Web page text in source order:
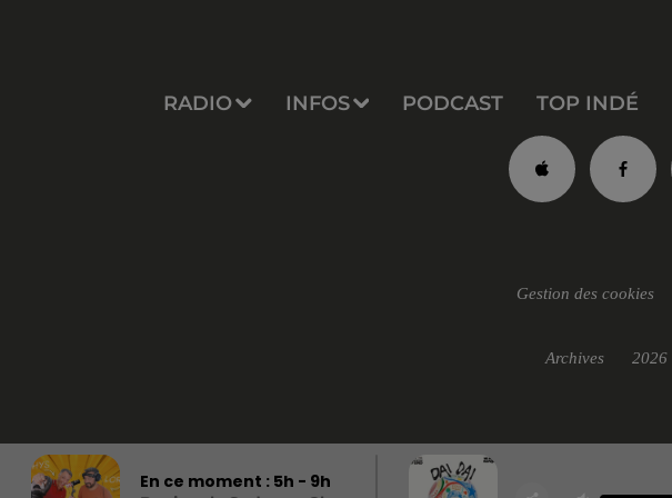
RADIO INFOS PODCAST TOP INDÉ
En ce moment : 5h - 9h
Gestion des cookies
Archives 2026